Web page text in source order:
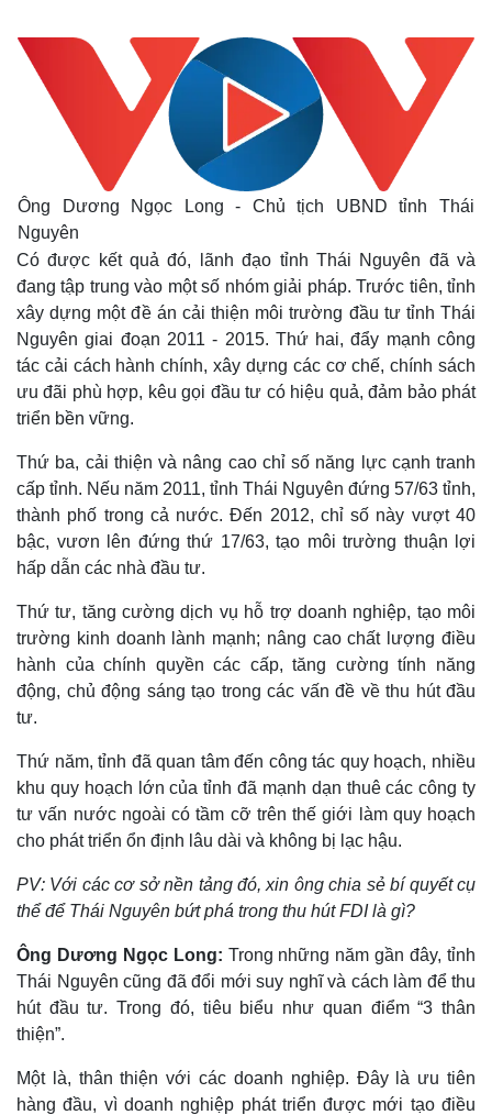
Thế giới
Quan sát
Cuộc sống đó đây
Hồ sơ
Multimedia
Video
Ảnh
Ông Dương Ngọc Long - Chủ tịch UBND tỉnh Thái
Nguyên
Có được kết quả đó, lãnh đạo tỉnh Thái Nguyên đã và
đang tập trung vào một số nhóm giải pháp. Trước tiên, tỉnh
xây dựng một đề án cải thiện môi trường đầu tư tỉnh Thái
Nguyên giai đoạn 2011 - 2015. Thứ hai, đẩy mạnh công
tác cải cách hành chính, xây dựng các cơ chế, chính sách
ưu đãi phù hợp, kêu gọi đầu tư có hiệu quả, đảm bảo phát
triển bền vững.
Thứ ba, cải thiện và nâng cao chỉ số năng lực cạnh tranh
cấp tỉnh. Nếu năm 2011, tỉnh Thái Nguyên đứng 57/63 tỉnh,
thành phố trong cả nước. Đến 2012, chỉ số này vượt 40
bậc, vươn lên đứng thứ 17/63, tạo môi trường thuận lợi
hấp dẫn các nhà đầu tư.
Thứ tư, tăng cường dịch vụ hỗ trợ doanh nghiệp, tạo môi
trường kinh doanh lành mạnh; nâng cao chất lượng điều
hành của chính quyền các cấp, tăng cường tính năng
động, chủ động sáng tạo trong các vấn đề về thu hút đầu
tư.
Thứ năm, tỉnh đã quan tâm đến công tác quy hoạch, nhiều
khu quy hoạch lớn của tỉnh đã mạnh dạn thuê các công ty
tư vấn nước ngoài có tầm cỡ trên thế giới làm quy hoạch
cho phát triển ổn định lâu dài và không bị lạc hậu.
PV: Với các cơ sở nền tảng đó, xin ông chia sẻ bí quyết cụ
thể để Thái Nguyên bứt phá trong thu hút FDI là gì?
Ông Dương Ngọc Long: Trong những năm gần đây, tỉnh
Thái Nguyên cũng đã đổi mới suy nghĩ và cách làm để thu
hút đầu tư. Trong đó, tiêu biểu như quan điểm “3 thân
thiện”.
Một là, thân thiện với các doanh nghiệp. Đây là ưu tiên
hàng đầu, vì doanh nghiệp phát triển được mới tạo điều